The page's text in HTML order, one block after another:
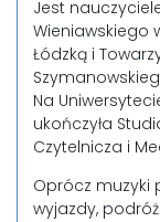
Jest
Wieniawskiego
Łódzką i
Na
ukończyła
Czytelnicza i
Oprócz muzyki
wyjazdy,